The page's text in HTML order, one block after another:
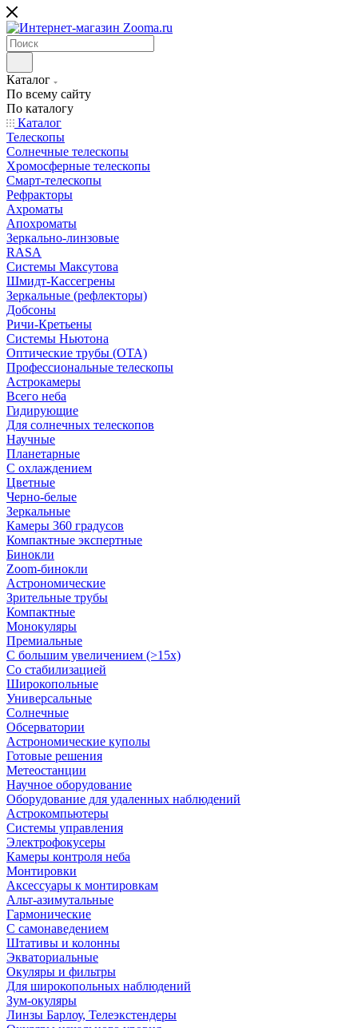
Каталог
По всему сайту
По каталогу
Каталог
Телескопы
Солнечные телескопы
Хромосферные телескопы
Смарт-телескопы
Рефракторы
Ахроматы
Апохроматы
Зеркально-линзовые
RASA
Системы Максутова
Шмидт-Кассегрены
Зеркальные (рефлекторы)
Добсоны
Ричи-Кретьены
Системы Ньютона
Оптические трубы (OTA)
Профессиональные телескопы
Астрокамеры
Всего неба
Гидирующие
Для солнечных телескопов
Научные
Планетарные
С охлаждением
Цветные
Черно-белые
Зеркальные
Камеры 360 градусов
Компактные экспертные
Бинокли
Zoom-бинокли
Астрономические
Зрительные трубы
Компактные
Монокуляры
Премиальные
С большим увеличением (>15x)
Со стабилизацией
Широкопольные
Универсальные
Солнечные
Обсерватории
Астрономические куполы
Готовые решения
Метеостанции
Научное оборудование
Оборудование для удаленных наблюдений
Астрокомпьютеры
Системы управления
Электрофокусеры
Камеры контроля неба
Монтировки
Аксессуары к монтировкам
Альт-азимутальные
Гармонические
С самонаведением
Штативы и колонны
Экваториальные
Окуляры и фильтры
Для широкопольных наблюдений
Зум-окуляры
Линзы Барлоу, Телеэкстендеры